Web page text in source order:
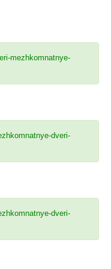
mezhkomnatnye-
dveri-
dveri-